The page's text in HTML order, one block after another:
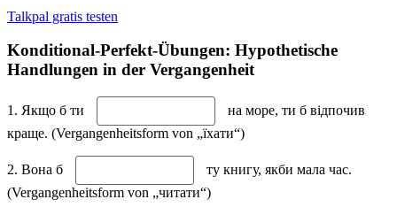
Talkpal gratis testen
Konditional-Perfekt-Übungen: Hypothetische
Handlungen in der Vergangenheit
1. Якщо б ти
на море, ти б відпочив
краще. (Vergangenheitsform von „їхати“)
2. Вона б
ту книгу, якби мала час.
(Vergangenheitsform von „читати“)